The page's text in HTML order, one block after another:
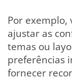
Por exemplo,
ajustar as
temas ou
preferências
fornecer